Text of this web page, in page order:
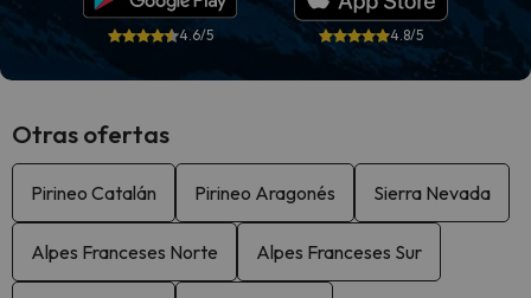
4.6/5 4.8/5
Otras ofertas
Pirineo Catalán Pirineo Aragonés Sierra Nevada
Alpes Franceses Norte Alpes Franceses Sur